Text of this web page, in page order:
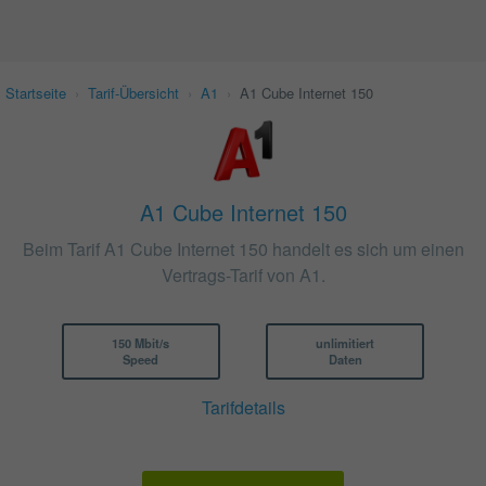
Startseite Tarif-Übersicht A1 A1 Cube Internet 150
A1 Cube Internet 150
Beim Tarif A1 Cube Internet 150 handelt es sich um einen
Vertrags-Tarif von A1.
150 Mbit/s
Speed
unlimitiert
Daten
Tarifdetails